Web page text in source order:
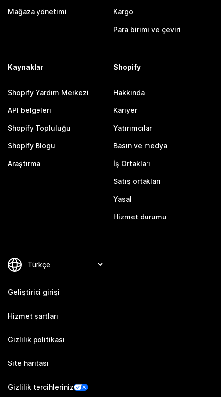
Mağaza yönetimi Kargo
Para birimi ve çeviri
Kaynaklar
Shopify Yardım Merkezi
API belgeleri
Shopify Topluluğu
Shopify Blogu
Araştırma
Shopify
Hakkında
Kariyer
Yatırımcılar
Basın ve medya
İş Ortakları
Satış ortakları
Yasal
Hizmet durumu
Geliştirici girişi
Hizmet şartları
Gizlilik politikası
Site haritası
Gizlilik tercihleriniz